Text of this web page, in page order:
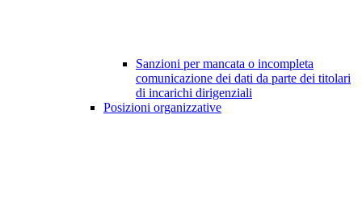
Sanzioni per mancata o incompleta
comunicazione dei dati da parte dei titolari
di incarichi dirigenziali
Posizioni organizzative